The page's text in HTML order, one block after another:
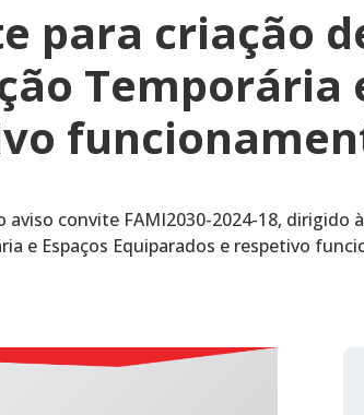
para criação
Temporária
convite FAMI2030-2024-18, dirigido
e Espaços Equiparados e respetivo